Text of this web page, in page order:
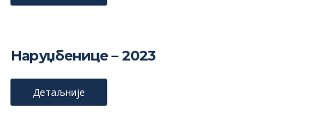
Наруџбенице – 2023
Детаљније